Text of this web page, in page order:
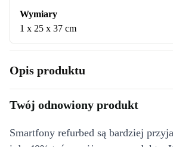
Wymiary
1 x 25 x 37 cm
Opis produktu
Twój odnowiony produkt
Smartfony refurbed są bardziej